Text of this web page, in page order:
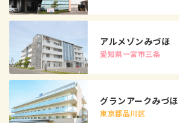
アルメゾンみづほ
愛知県一宮市三条
グランアークみづほ
東京都品川区